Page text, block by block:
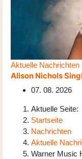
Aktuelle Nachrichten
Alison Nichols
07. 08. 2026
Aktuelle Seite:
Startseite
Nachrichten
Aktuelle
Warner Music